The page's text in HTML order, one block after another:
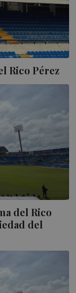
Rico Pérez
del Rico
del